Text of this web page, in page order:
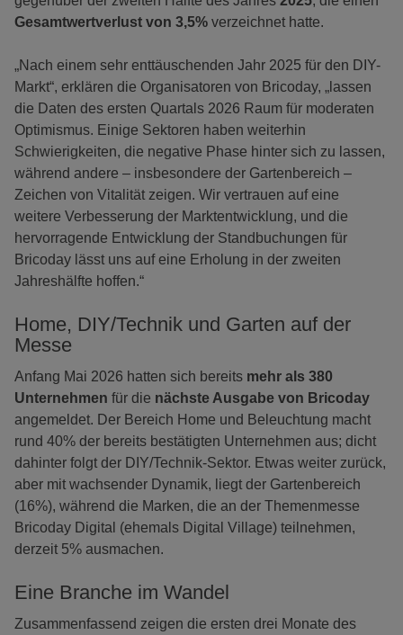
Gesamtwertverlust von 3,5% verzeichnet hatte.
„Nach einem sehr enttäuschenden Jahr 2025 für den DIY-
Markt“, erklären die Organisatoren von Bricoday, „lassen
die Daten des ersten Quartals 2026 Raum für moderaten
Optimismus. Einige Sektoren haben weiterhin
Schwierigkeiten, die negative Phase hinter sich zu lassen,
während andere – insbesondere der Gartenbereich –
Zeichen von Vitalität zeigen. Wir vertrauen auf eine
weitere Verbesserung der Marktentwicklung, und die
hervorragende Entwicklung der Standbuchungen für
Bricoday lässt uns auf eine Erholung in der zweiten
Jahreshälfte hoffen.“
Home, DIY/Technik und Garten auf der
Messe
Anfang Mai 2026 hatten sich bereits mehr als 380
Unternehmen für die nächste Ausgabe von Bricoday
angemeldet. Der Bereich Home und Beleuchtung macht
rund 40% der bereits bestätigten Unternehmen aus; dicht
dahinter folgt der DIY/Technik-Sektor. Etwas weiter zurück,
aber mit wachsender Dynamik, liegt der Gartenbereich
(16%), während die Marken, die an der Themenmesse
Bricoday Digital (ehemals Digital Village) teilnehmen,
derzeit 5% ausmachen.
Eine Branche im Wandel
Zusammenfassend zeigen die ersten drei Monate des